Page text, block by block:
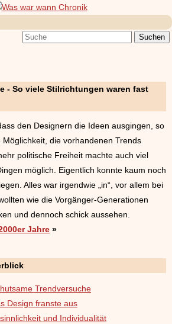
- So viele Stilrichtungen waren fast
den Designern die Ideen ausgingen, so
die vorhandenen Trends
politische Freiheit machte auch viel
möglich. Eigentlich konnte kaum noch
Alles war irgendwie „in“, vor allem bei
wie die Vorgänger-Generationen
und dennoch schick aussehen.
Jahre »
Trendversuche
Design franste aus
und Individualität